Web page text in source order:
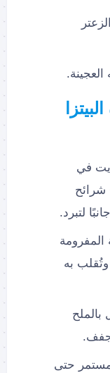
في
لتبرد.
به
حتى